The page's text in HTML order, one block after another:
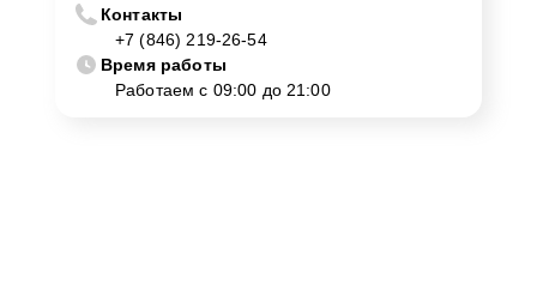
Контакты
+7 (846) 219-26-54
Время работы
Работаем с 09:00 до 21:00